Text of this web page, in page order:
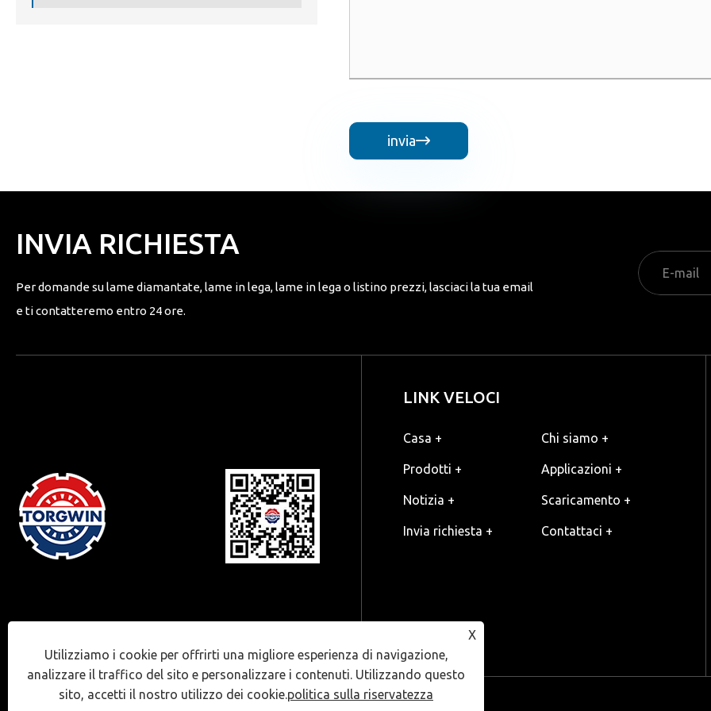
invia
INVIA RICHIESTA
Per domande su lame diamantate, lame in lega, lame in lega o listino prezzi, lasciaci la tua email
e ti contatteremo entro 24 ore.
LINK VELOCI
Casa + Chi siamo +
Prodotti + Applicazioni +
Notizia + Scaricamento +
Invia richiesta + Contattaci +
X
Utilizziamo i cookie per offrirti una migliore esperienza di navigazione,
analizzare il traffico del sito e personalizzare i contenuti. Utilizzando questo
sito, accetti il ​​nostro utilizzo dei cookie.politica sulla riservatezza